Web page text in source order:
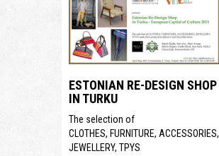
ESTONIAN RE-DESIGN SHOP
IN TURKU
The selection of
CLOTHES, FURNITURE, ACCESSORIES,
JEWELLERY, TPYS